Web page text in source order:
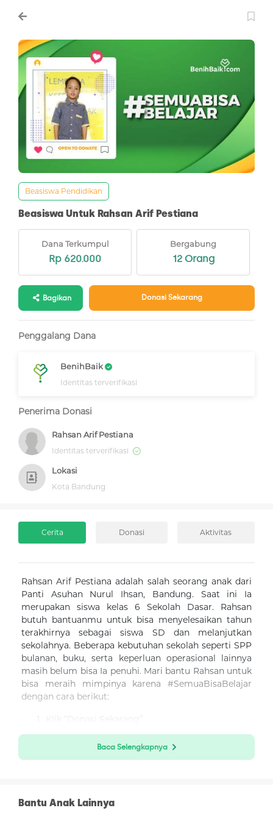
Beasiswa Pendidikan
Beasiswa Untuk Rahsan Arif Pestiana
Dana Terkumpul
Rp 620.000
Bergabung
12 Orang
Bagikan Donasi Sekarang
Penggalang Dana
BenihBaik
Identitas terverifikasi
Penerima Donasi
Rahsan Arif Pestiana
Identitas terverifikasi
Lokasi
Kota Bandung
Cerita Donasi Aktivitas
Rahsan Arif Pestiana adalah salah seorang anak dari
Panti Asuhan Nurul Ihsan, Bandung. Saat ini Ia
merupakan siswa kelas 6 Sekolah Dasar. Rahsan
butuh bantuanmu untuk bisa menyelesaikan tahun
terakhirnya sebagai siswa SD dan melanjutkan
sekolahnya. Beberapa kebutuhan sekolah seperti SPP
bulanan, buku, serta keperluan operasional lainnya
masih belum bisa Ia penuhi. Mari bantu Rahsan untuk
bisa meraih mimpinya karena #SemuaBisaBelajar
dengan cara berikut:
Isi nominal donasi
Bisa juga lewat transfer antarbank (BRI, Mandiri,
Baca Selengkapnya
Bantu Anak Lainnya